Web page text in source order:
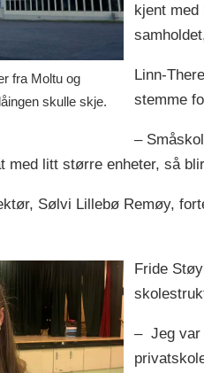
fra Moltu og
skulle skje.
kjent
Linn-
stemme
–
med litt større enheter, så
Sølvi Lillebø Remøy,
Fride
– Jeg var